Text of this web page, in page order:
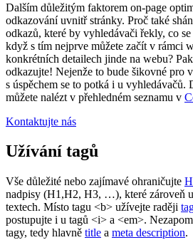
Dalším důležitým faktorem on-page
odkazování uvnitř stránky. Proč také
odkazů, které by vyhledávači řekly, co se
když s tím nejprve můžete začít v rámci
konkrétních detailech jinde na webu?
odkazujte! Nejenže to bude šikovné pro
s úspěchem se to potká i u
můžete nalézt v přehledném seznamu v
Kontaktujte nás
Užívání tagů
Vše důležité nebo zajímavé ohraničujte
nadpisy (H1,H2, H3, …), které zároveň
textech. Místo tagu <b> užívejte raději
postupujte i u tagů <i> a <em>.
tagy, tedy hlavně title a meta description.